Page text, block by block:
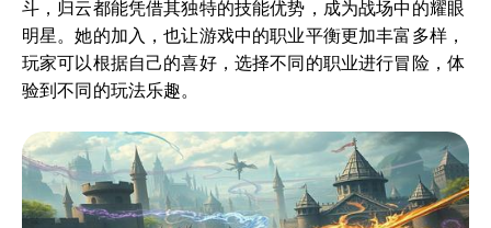
斗，归云都能凭借其独特的技能优势，成为战场中的耀眼
明星。她的加入，也让游戏中的职业平衡更加丰富多样，
玩家可以根据自己的喜好，选择不同的职业进行冒险，体
验到不同的玩法乐趣。